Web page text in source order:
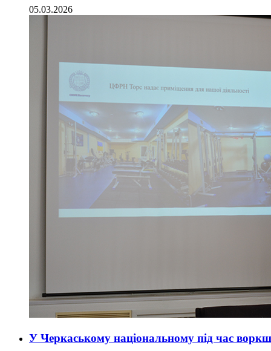
05.03.2026
У Черкаському національному під час